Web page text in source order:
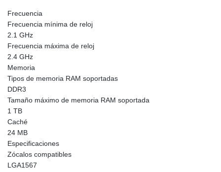
Frecuencia
Frecuencia mínima de reloj
2.1 GHz
Frecuencia máxima de reloj
2.4 GHz
Memoria
Tipos de memoria RAM soportadas
DDR3
Tamaño máximo de memoria RAM soportada
1 TB
Caché
24 MB
Especificaciones
Zócalos compatibles
LGA1567